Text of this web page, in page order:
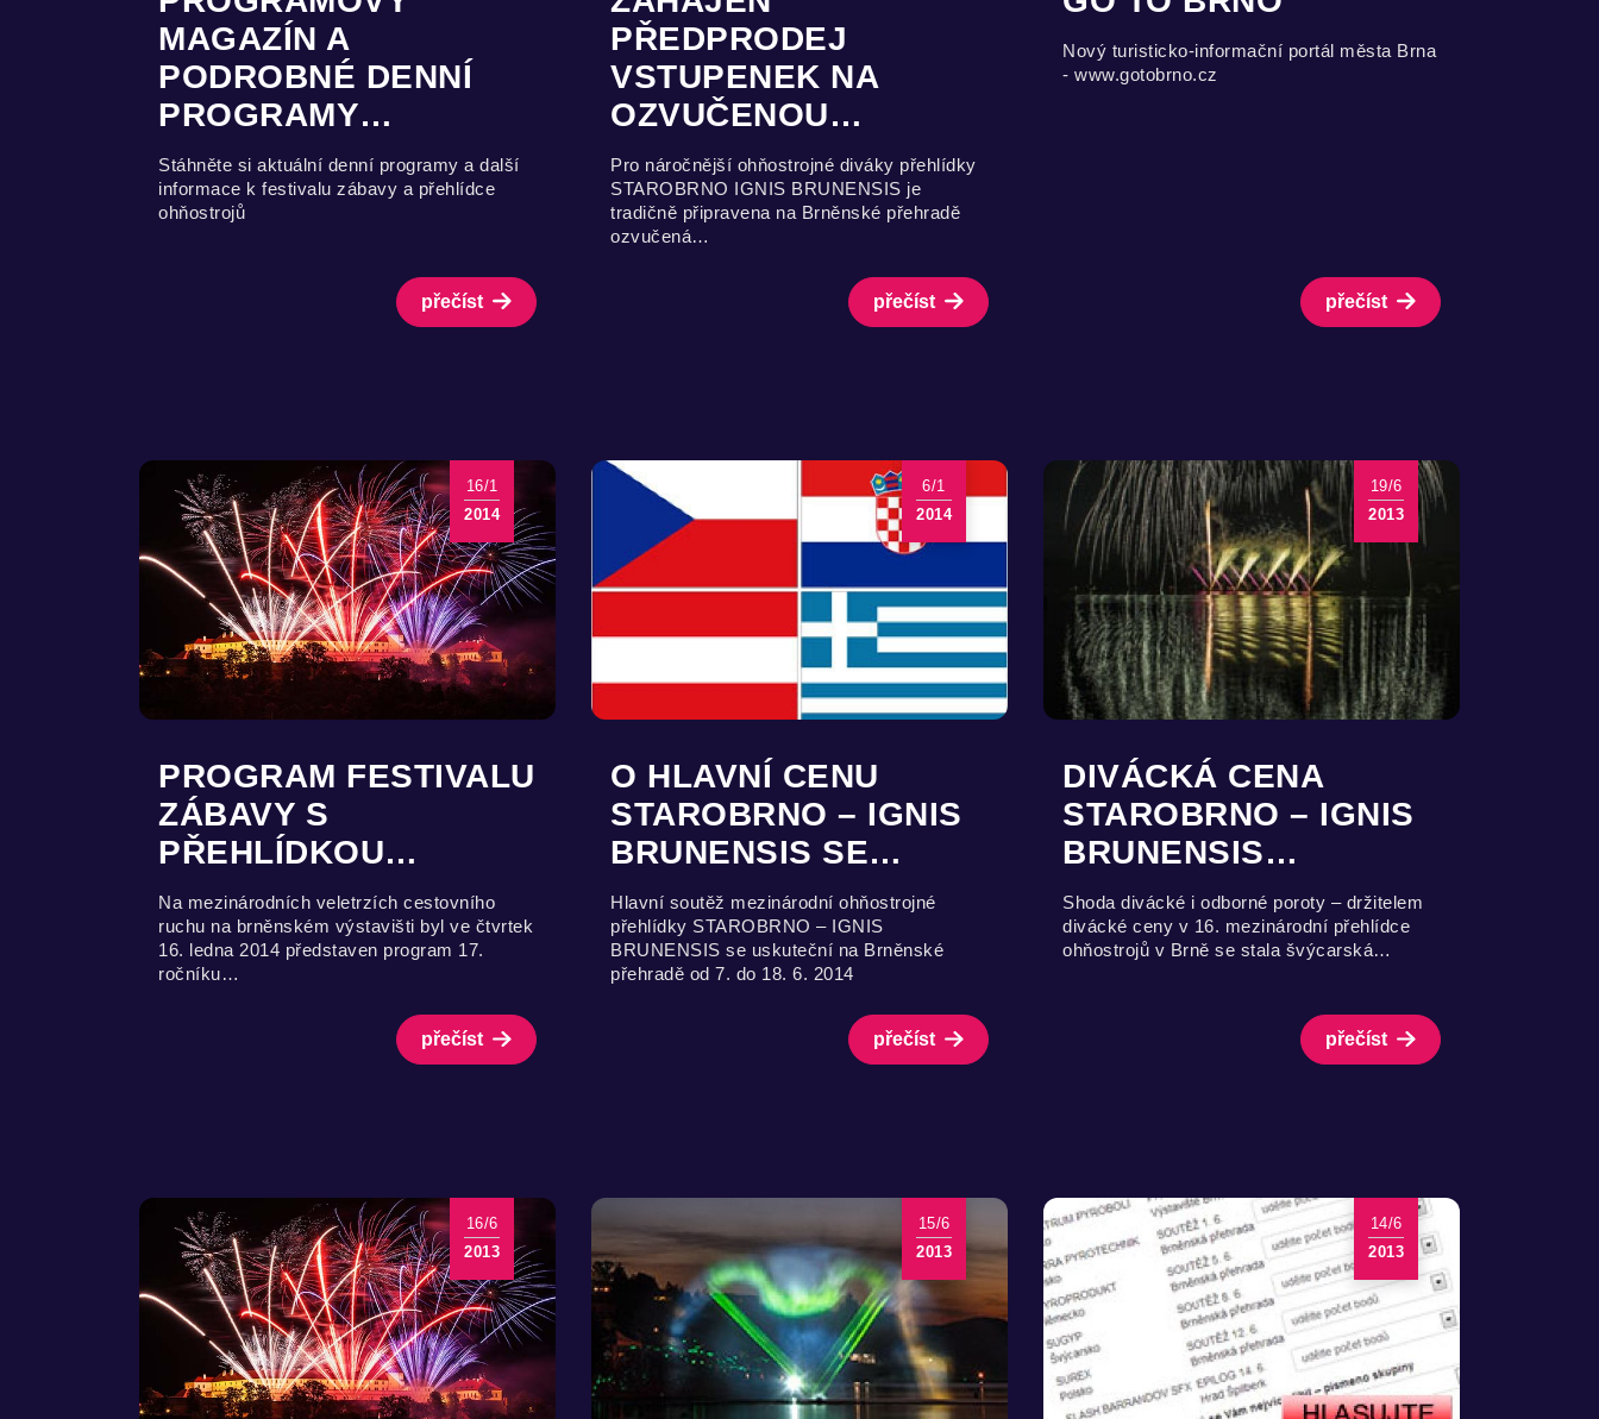
MAGAZÍN A
PODROBNÉ DENNÍ
PROGRAMY…
Stáhněte si aktuální denní programy a další
informace k festivalu zábavy a přehlídce
ohňostrojů
přečíst
PŘEDPRODEJ
VSTUPENEK NA
OZVUČENOU…
Pro náročnější ohňostrojné diváky přehlídky
STAROBRNO IGNIS BRUNENSIS je
tradičně připravena na Brněnské přehradě
ozvučená…
přečíst
Nový turisticko-informační portál města Brna
- www.gotobrno.cz
přečíst
16/1
2014
PROGRAM FESTIVALU
ZÁBAVY S
PŘEHLÍDKOU…
Na mezinárodních veletrzích cestovního
ruchu na brněnském výstavišti byl ve čtvrtek
16. ledna 2014 představen program 17.
ročníku…
přečíst
6/1
2014
O HLAVNÍ CENU
STAROBRNO – IGNIS
BRUNENSIS SE…
Hlavní soutěž mezinárodní ohňostrojné
přehlídky STAROBRNO – IGNIS
BRUNENSIS se uskuteční na Brněnské
přehradě od 7. do 18. 6. 2014
přečíst
19/6
2013
DIVÁCKÁ CENA
STAROBRNO – IGNIS
BRUNENSIS…
Shoda divácké i odborné poroty – držitelem
divácké ceny v 16. mezinárodní přehlídce
ohňostrojů v Brně se stala švýcarská…
přečíst
16/6
2013
15/6
2013
14/6
2013